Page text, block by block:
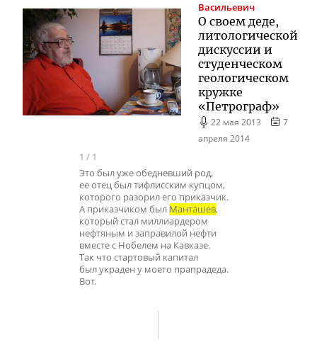
Васильевич
О своем деде,
литологической
дискуссии и
студенческом
геологическом
кружке
«Петрограф»
22 мая 2013
7
апреля 2014
1 / 1
Это был уже обедневший род,
ее отец был тифлисским купцом,
которого разорил его приказчик.
А приказчиком был Манташев,
который стал миллиардером
нефтяным и заправилой нефти
вместе с Нобелем на Кавказе.
Так что стартовый капитал
был украден у моего прапрадеда.
Вот.